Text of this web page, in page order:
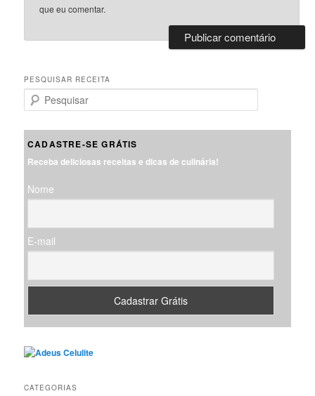
que eu comentar.
PESQUISAR RECEITA
e
u
a
CADASTRE-SE GRÁTIS
Receba deliciosas receitas e dicas de culinária!
Nome
E-mail
CATEGORIAS